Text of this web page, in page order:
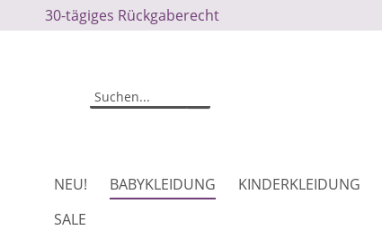
30-tägiges Rückgaberecht
NEU! BABYKLEIDUNG KINDERKLEIDUNG
SALE